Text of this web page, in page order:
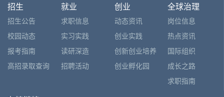
招生
招生公告
校园动态
报考指南
高招录取查询
就业
求职信息
实习实践
读研深造
招聘活动
创业
动态资讯
创业实践
创新创业培养
创业孵化园
全球治理
岗位信息
热点资讯
国际组织
成长之路
求职指南